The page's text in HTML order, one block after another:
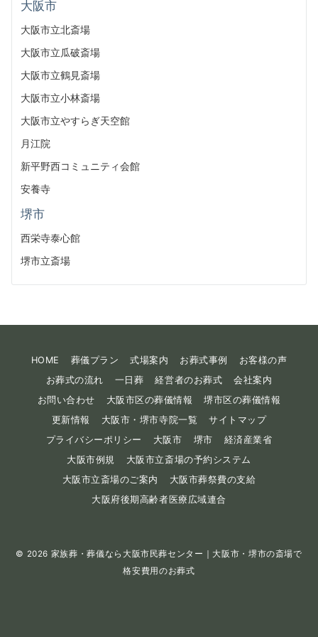
大阪市
大阪市立北斎場
大阪市立瓜破斎場
大阪市立鶴見斎場
大阪市立小林斎場
大阪市立やすらぎ天空館
月江院
新平野西コミュニティ会館
安養寺
堺市
西栄寺泰心館
堺市立斎場
HOME 葬儀プラン 式場案内 お葬式事例
お客様の声
お葬式の流れ
一日葬 経営者のお葬式
会社案内
お問い合わせ
大阪市区の葬儀情報
堺市区の葬儀情報
更新情報
大阪市・堺市寺院一覧
サイトマップ
プライバシーポリシー
大阪市 堺市
経済産業省
大阪市例規
大阪市立斎場の予約システム
大阪市立斎場のご案内
大阪市葬祭費の支給
大阪府後期高齢者医療広域連合
© 2026 家族葬・葬儀なら大阪市民葬センター｜大阪市・堺市の斎場で
格安費用のお葬式